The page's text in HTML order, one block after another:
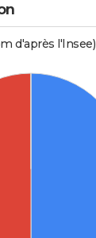
d'après l'Insee)